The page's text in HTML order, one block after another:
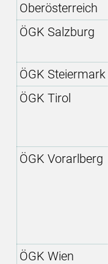
Oberösterreich
ÖGK Salzburg
ÖGK Steiermark
ÖGK Tirol
ÖGK Vorarlberg
ÖGK Wien